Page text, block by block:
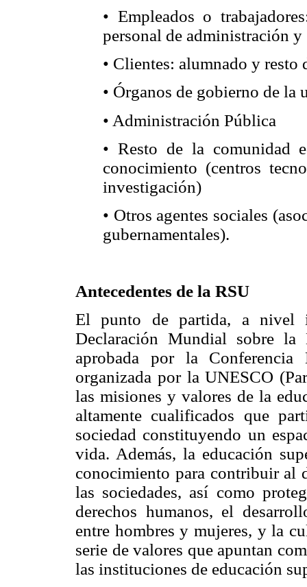
• Empleados o
personal de administración
• Clientes: alumnado y
• Órganos de gobierno de la
• Administración Pública
• Resto de la comunidad
conocimiento (centros
investigación)
• Otros agentes sociales
gubernamentales).
Antecedentes de la RSU
El punto de partida, a nivel
Declaración Mundial sobre
aprobada por la
organizada por la UNESCO
las misiones y valores de la
altamente cualificados que
sociedad constituyendo un
vida. Además, la educación
conocimiento para contribuir al
las sociedades, así como
derechos humanos, el
entre hombres y mujeres, y la
serie de valores que apuntan
las instituciones de educación